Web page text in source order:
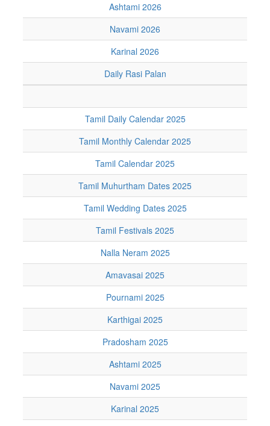
Ashtami 2026
Navami 2026
Karinal 2026
Daily Rasi Palan
Tamil Daily Calendar 2025
Tamil Monthly Calendar 2025
Tamil Calendar 2025
Tamil Muhurtham Dates 2025
Tamil Wedding Dates 2025
Tamil Festivals 2025
Nalla Neram 2025
Amavasai 2025
Pournami 2025
Karthigai 2025
Pradosham 2025
Ashtami 2025
Navami 2025
Karinal 2025